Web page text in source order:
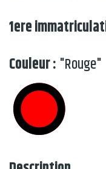
1ere
Couleur : "Rouge"